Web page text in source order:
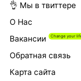
👌 Мы в твиттере
О Нас
Вакансии
Обратная связь
Карта сайта